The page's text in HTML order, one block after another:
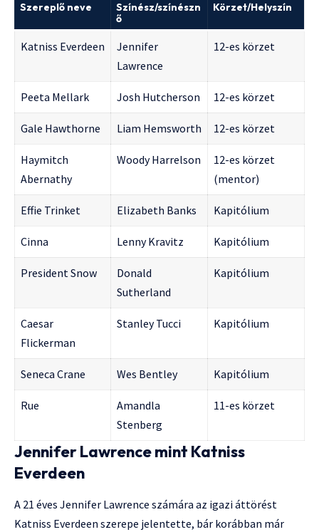
Szereplő neve
Színész/színészn
ő
Körzet/Helyszín
Katniss Everdeen
Jennifer
Lawrence
12-es körzet
Peeta Mellark Josh Hutcherson 12-es körzet
Gale Hawthorne Liam Hemsworth 12-es körzet
Haymitch
Abernathy
Woody Harrelson
12-es körzet
(mentor)
Effie Trinket Elizabeth Banks Kapitólium
Cinna Lenny Kravitz Kapitólium
President Snow
Donald
Sutherland
Kapitólium
Caesar
Flickerman
Stanley Tucci Kapitólium
Seneca Crane Wes Bentley Kapitólium
Rue
Amandla
Stenberg
11-es körzet
Jennifer Lawrence mint Katniss
Everdeen
A 21 éves Jennifer Lawrence számára az igazi áttörést
Katniss Everdeen szerepe jelentette, bár korábban már